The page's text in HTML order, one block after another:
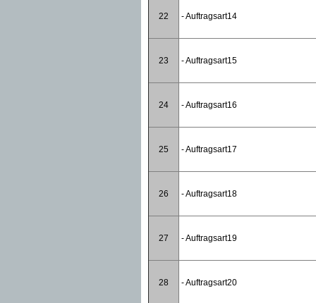
22 - Auftragsart14
23 - Auftragsart15
24 - Auftragsart16
25 - Auftragsart17
26 - Auftragsart18
27 - Auftragsart19
28 - Auftragsart20